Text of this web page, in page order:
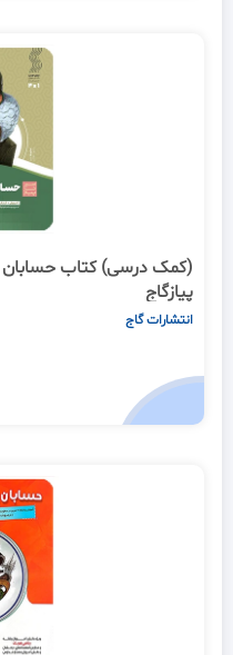
(کمک درسی) کتاب حسابان
پیازگاج
انتشارات گاج